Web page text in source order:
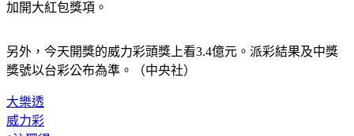
加開大紅包獎項。
另外，今天開獎的威力彩頭獎上看3.4億元。派彩結果及中獎
獎號以台彩公布為準。（中央社）
大樂透
威力彩